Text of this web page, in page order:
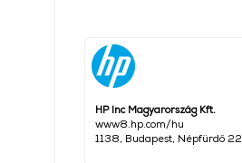
HP Inc Magyarország Kft.
www8.hp.com/hu
1138, Budapest, Népfürdő 22